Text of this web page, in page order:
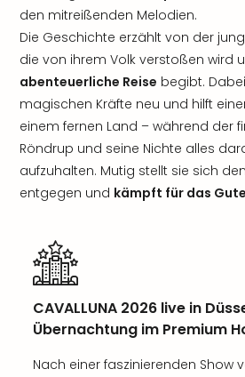
den mitreißenden Melodien.
Die Geschichte erzählt von der
die von ihrem Volk verstoßen wird
abenteuerliche Reise begibt.
magischen Kräfte neu und hilft
einem fernen Land – während der
Röndrup und seine Nichte alles
aufzuhalten. Mutig stellt sie sich
entgegen und kämpft für das Gute
CAVALLUNA 2026 live in
Übernachtung im Premium
Nach einer faszinierenden Show